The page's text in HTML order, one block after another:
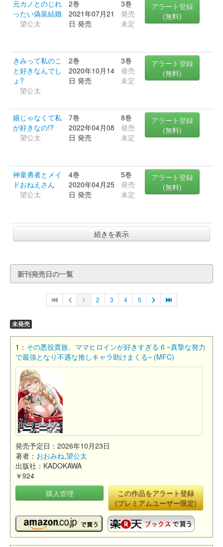
元カノとのじれ
ったい偽装結婚
望公太
2巻
2021年07月21
日 発売
3巻
発売
未定
アラート登録
(無料)
きみって私のこ
と好きなんでし
ょ?
望公太
2巻
2020年10月14
日 発売
3巻
発売
未定
アラート登録
(無料)
娘じゃなくて私
が好きなの!?
望公太
7巻
2022年04月08
日 発売
8巻
発売
未定
アラート登録
(無料)
神童勇者とメイ
ドおねえさん
望公太
4巻
2020年04月25
日 発売
5巻
発売
未定
アラート登録
(無料)
続きを表示
新刊発売日の一覧
1 2 3 4 5
未発売
1： その悪役貴族、ママヒロインが好きすぎる 6 ~真摯な努力
で最強となり不遇な推しキャラ助けまくる~ (MFC)
発売予定日：2026年10月23日
著者： おおみね,望公太
出版社：KADOKAWA
￥924
購入管理
この作品をアラート登録
(プレミアムユーザー限定)